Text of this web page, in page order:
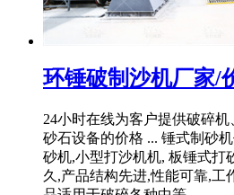
环锤破制沙机厂家/
24小时在线为客户提供破碎
砂石设备的价格 ... 锤式制砂
砂机,小型打沙机机, 板锤式打
久,产品结构先进,性能可靠,工